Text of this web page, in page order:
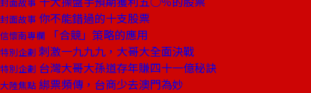
封面故事 你不能錯過的十支股票
信懷南專欄 「合競」策略的應用
特別企劃 刺激一九九九，大哥大全面決戰
特別企劃 台灣大哥大孫道存年賺四十一億秘訣
大陸焦點 綁票頻傳，台商少去澳門為妙